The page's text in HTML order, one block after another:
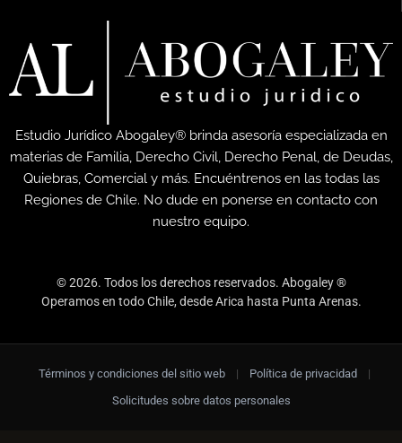
Estudio Jurídico Abogaley® brinda asesoría especializada en
materias de Familia, Derecho Civil, Derecho Penal, de Deudas,
Quiebras, Comercial y más. Encuéntrenos en las todas las
Regiones de Chile. No dude en ponerse en contacto con
nuestro equipo.
© 2026. Todos los derechos reservados. Abogaley ®
Operamos en todo Chile, desde Arica hasta Punta Arenas.
Términos y condiciones del sitio web | Política de privacidad
|
Solicitudes sobre datos personales